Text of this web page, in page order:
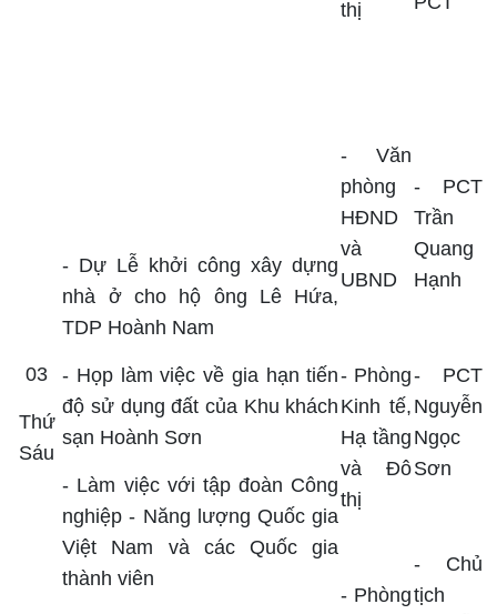
thị
03
Thứ
Sáu
- Dự Lễ khởi công xây dựng
nhà ở cho hộ ông Lê Hứa,
TDP Hoành Nam
- Họp làm việc về gia hạn tiến
độ sử dụng đất của Khu khách
sạn Hoành Sơn
- Làm việc với tập đoàn Công
nghiệp - Năng lượng Quốc gia
Việt Nam và các Quốc gia
thành viên
-
Văn
phòng
HĐND
và
UBND
- Phòng
Kinh tế,
Hạ tầng
và Đô
thị
- Phòng
- PCT
Trần
Quang
Hạnh
- PCT
Nguyễn
Ngọc
Sơn
- Chủ
tịch